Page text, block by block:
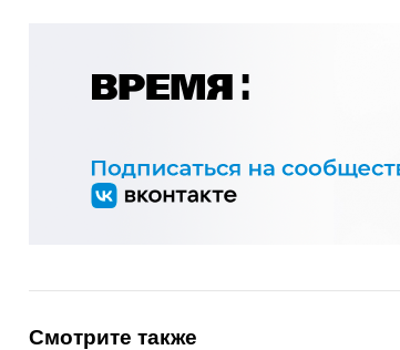
Смотрите также